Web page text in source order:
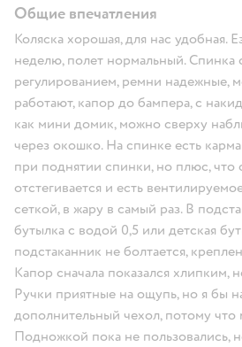
Общие впечатления
Коляска хорошая, для нас удобная.
неделю, полет нормальный.
регулированием, ремни надежные,
работают, капор до бампера, с
как мини домик, можно сверху
через окошко. На спинке есть
при поднятии спинки, но плюс, что
отстегивается и есть
сеткой, в жару в самый раз. В
бутылка с водой 0,5 или детская
подстаканник не болтается,
Капор сначала показался хлипким,
Ручки приятные на ощупь, но я бы
дополнительный чехол, потому что
Подножкой пока не пользовались,